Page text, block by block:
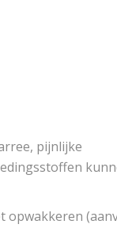
pijnlijke
opwakkeren